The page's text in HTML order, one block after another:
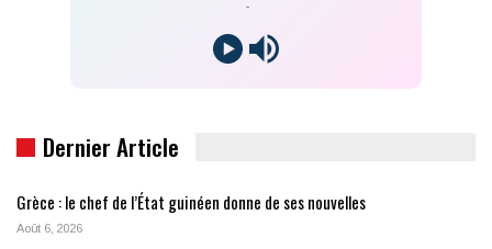
Dernier Article
Grèce : le chef de l’État guinéen donne de ses nouvelles
Août 6, 2026